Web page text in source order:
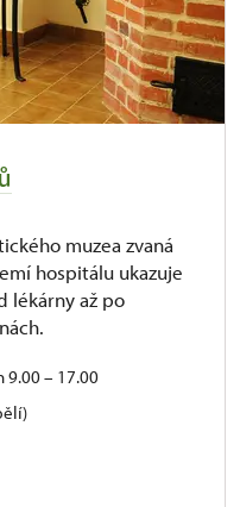
muzea zvaná
hospitálu ukazuje
lékárny až po
9.00 – 17.00